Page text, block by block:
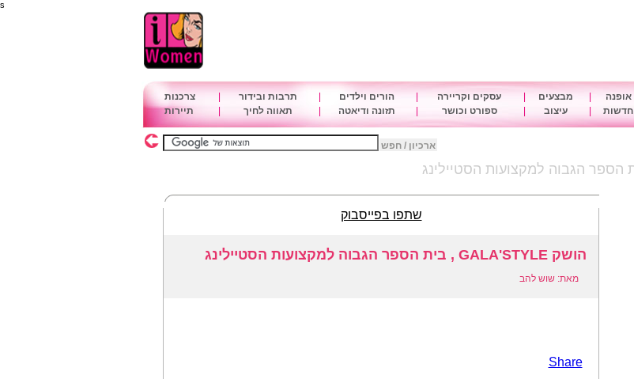
s
אופנה מבצעים עסקים וקריירה הורים וילדים תרבות ובידור
צרכנות
חדשות עיצוב ספורט וכושר תזונה ודיאטה תאווה לחיך תיירות
ארכיון / חפש
שתפו בפייסבוק
הושק GALA'STYLE , בית הספר הגבוה למקצועות הסטיילינג
מאת: שוש להב
Share